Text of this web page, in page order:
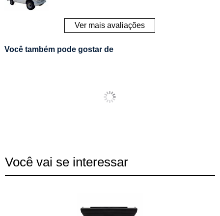
Ver mais avaliações
Você também pode gostar de
Você vai se interessar